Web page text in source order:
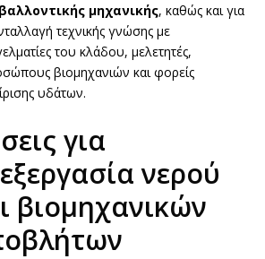
μηχανικής, καθώς και για
τεχνικής γνώσης με
του κλάδου, μελετητές,
βιομηχανιών και φορείς
υδάτων.
για
νερού
βιομηχανικών